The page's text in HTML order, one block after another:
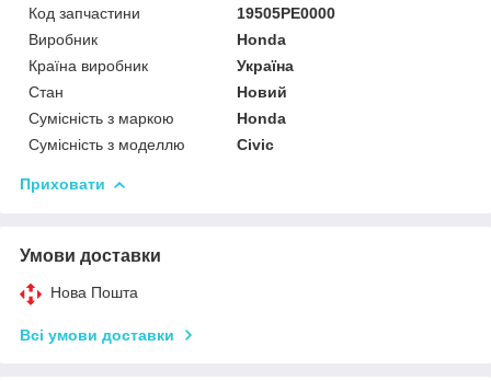
Код запчастини
19505PE0000
Виробник
Honda
Країна виробник
Україна
Стан
Новий
Сумісність з маркою
Honda
Сумісність з моделлю
Civic
Приховати
Умови доставки
Нова Пошта
Всі умови доставки